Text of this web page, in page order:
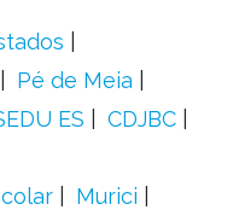
Pé de Meia
ES
CDJBC
Murici